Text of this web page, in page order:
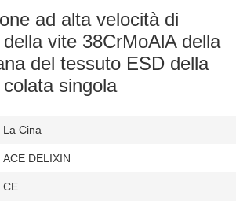
ad alta velocità di
vite 38CrMoAlA della
del tessuto ESD della
colata singola
La Cina
ACE DELIXIN
CE